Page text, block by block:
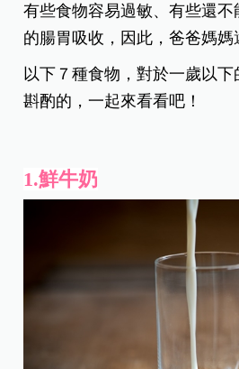
有些食物容易過敏、有些還
的腸胃吸收，因此，爸爸媽媽
以下７種食物，對於一歲以
斟酌的，一起來看看吧！
1.鮮牛奶